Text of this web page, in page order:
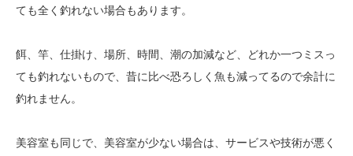
ても全く釣れない場合もあります。
餌、竿、仕掛け、場所、時間、潮の加減など、どれか一つミスっ
ても釣れないもので、昔に比べ恐ろしく魚も減ってるので余計に
釣れません。
美容室も同じで、美容室が少ない場合は、サービスや技術が悪く